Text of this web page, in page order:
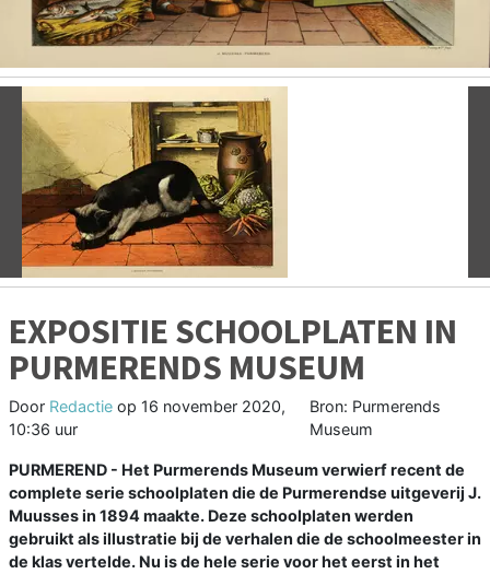
Vorige
EXPOSITIE SCHOOLPLATEN IN
PURMERENDS MUSEUM
Door Redactie op 16 november 2020,
10:36 uur
Bron: Purmerends
Museum
PURMEREND - Het Purmerends Museum verwierf recent de
complete serie schoolplaten die de Purmerendse uitgeverij J.
Muusses in 1894 maakte. Deze schoolplaten werden
gebruikt als illustratie bij de verhalen die de schoolmeester in
de klas vertelde. Nu is de hele serie voor het eerst in het